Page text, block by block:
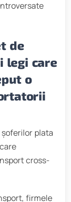
de
legi care
o
plata
cross-
firmele